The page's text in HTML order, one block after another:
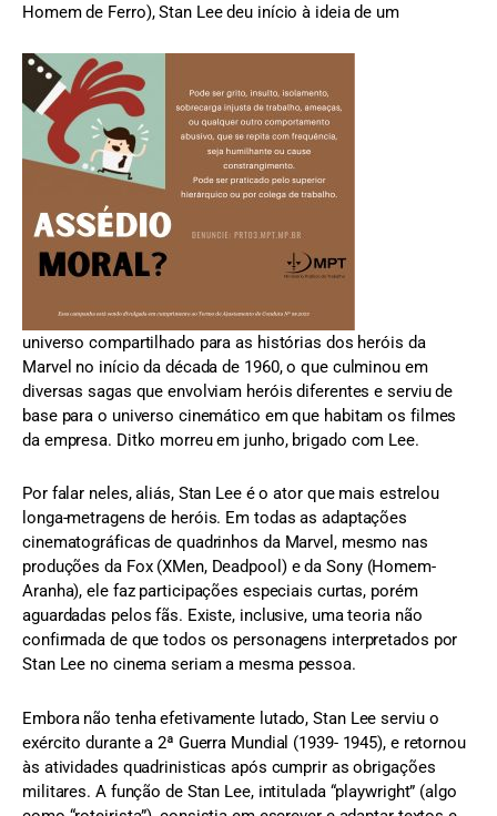
Homem de Ferro), Stan Lee deu início à ideia de um
universo compartilhado para as histórias dos heróis da
Marvel no início da década de 1960, o que culminou em
diversas sagas que envolviam heróis diferentes e serviu de
base para o universo cinemático em que habitam os filmes
da empresa. Ditko morreu em junho, brigado com Lee.
Por falar neles, aliás, Stan Lee é o ator que mais estrelou
longa-metragens de heróis. Em todas as adaptações
cinematográficas de quadrinhos da Marvel, mesmo nas
produções da Fox (XMen, Deadpool) e da Sony (Homem-
Aranha), ele faz participações especiais curtas, porém
aguardadas pelos fãs. Existe, inclusive, uma teoria não
confirmada de que todos os personagens interpretados por
Stan Lee no cinema seriam a mesma pessoa.
Embora não tenha efetivamente lutado, Stan Lee serviu o
exército durante a 2ª Guerra Mundial (1939- 1945), e retornou
às atividades quadrinisticas após cumprir as obrigações
militares. A função de Stan Lee, intitulada “playwright” (algo